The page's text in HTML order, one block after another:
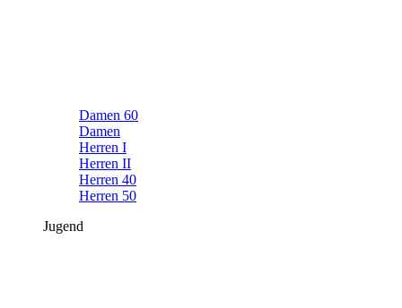
Damen 60
Damen
Herren I
Herren II
Herren 40
Herren 50
Jugend